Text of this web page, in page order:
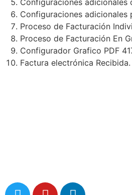
Configuraciones adicionales
Configuraciones adicionales
Proceso de Facturación
Proceso de Facturación En
Configurador Grafico PDF
Factura electrónica Recibida.